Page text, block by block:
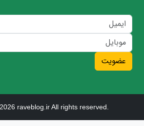
عضویت
raveblog.ir All rights reserved.